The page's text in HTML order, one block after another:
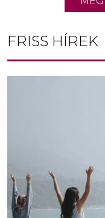
FRISS HÍREK